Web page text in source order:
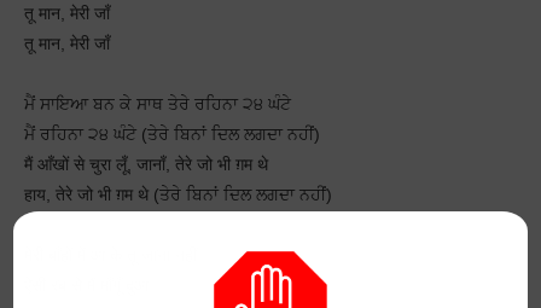
तू मान, मेरी जाँ
तू मान, मेरी जाँ
ਮੈਂ ਸਾਇਆ ਬਨ ਕੇ ਸਾਥ ਤੇਰੇ ਰਹਿਨਾ ੨੪ ਘੰਟੇ
ਮੈਂ ਰਹਿਨਾ ੨੪ ਘੰਟੇ (ਤੇਰੇ ਬਿਨਾਂ ਦਿਲ ਲਗਦਾ ਨਹੀਂ)
मैं आँखों से चुरा लूँ, जानाँ, तेरे जो भी ग़म थे
हाय, तेरे जो भी ग़म थे (ਤੇਰੇ ਬਿਨਾਂ ਦਿਲ ਲਗਦਾ ਨਹੀਂ)